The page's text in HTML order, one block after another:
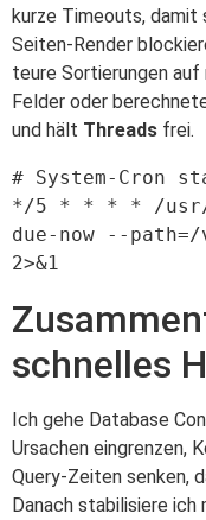
kurze Timeouts, damit
Seiten-Render
teure Sortierungen
Felder oder
und hält Threads frei.
# System-Cron
*/5 * * * * /usr/
due-now --
schnelles
Ich gehe Database
Ursachen eingrenzen,
Query-Zeiten senken,
Danach stabilisiere ich